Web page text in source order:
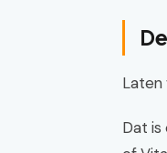
Laten
Dat